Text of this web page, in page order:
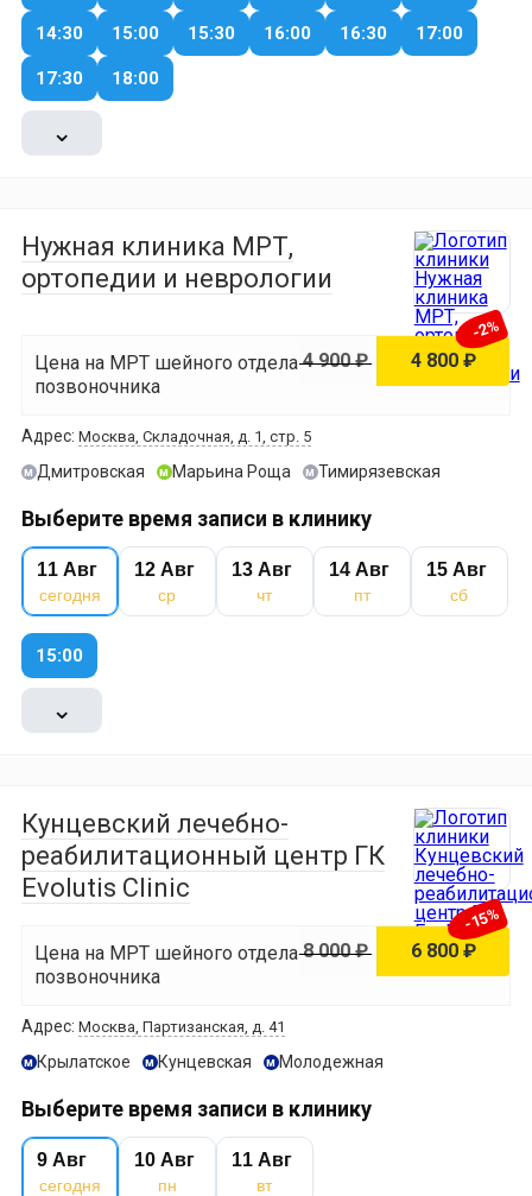
14:30 15:00 15:30 16:00 16:30 17:00
17:30 18:00
⌄
Нужная клиника МРТ,
ортопедии и неврологии
Цена на МРТ шейного отдела
позвоночника
4 800 ₽
4 900 ₽
-2%
Адрес: Москва, Складочная, д. 1, стр. 5
м Дмитровская м Марьина Роща м Тимирязевская
Выберите время записи в клинику
11 Авг
сегодня
12 Авг
ср
13 Авг
чт
14 Авг
пт
15 Авг
сб
15:00
⌄
Кунцевский лечебно-
реабилитационный центр ГК
Evolutis Clinic
Цена на МРТ шейного отдела
позвоночника
6 800 ₽
8 000 ₽
-15%
Адрес: Москва, Партизанская, д. 41
м Крылатское м Кунцевская м Молодежная
Выберите время записи в клинику
9 Авг
сегодня
10 Авг
пн
11 Авг
вт